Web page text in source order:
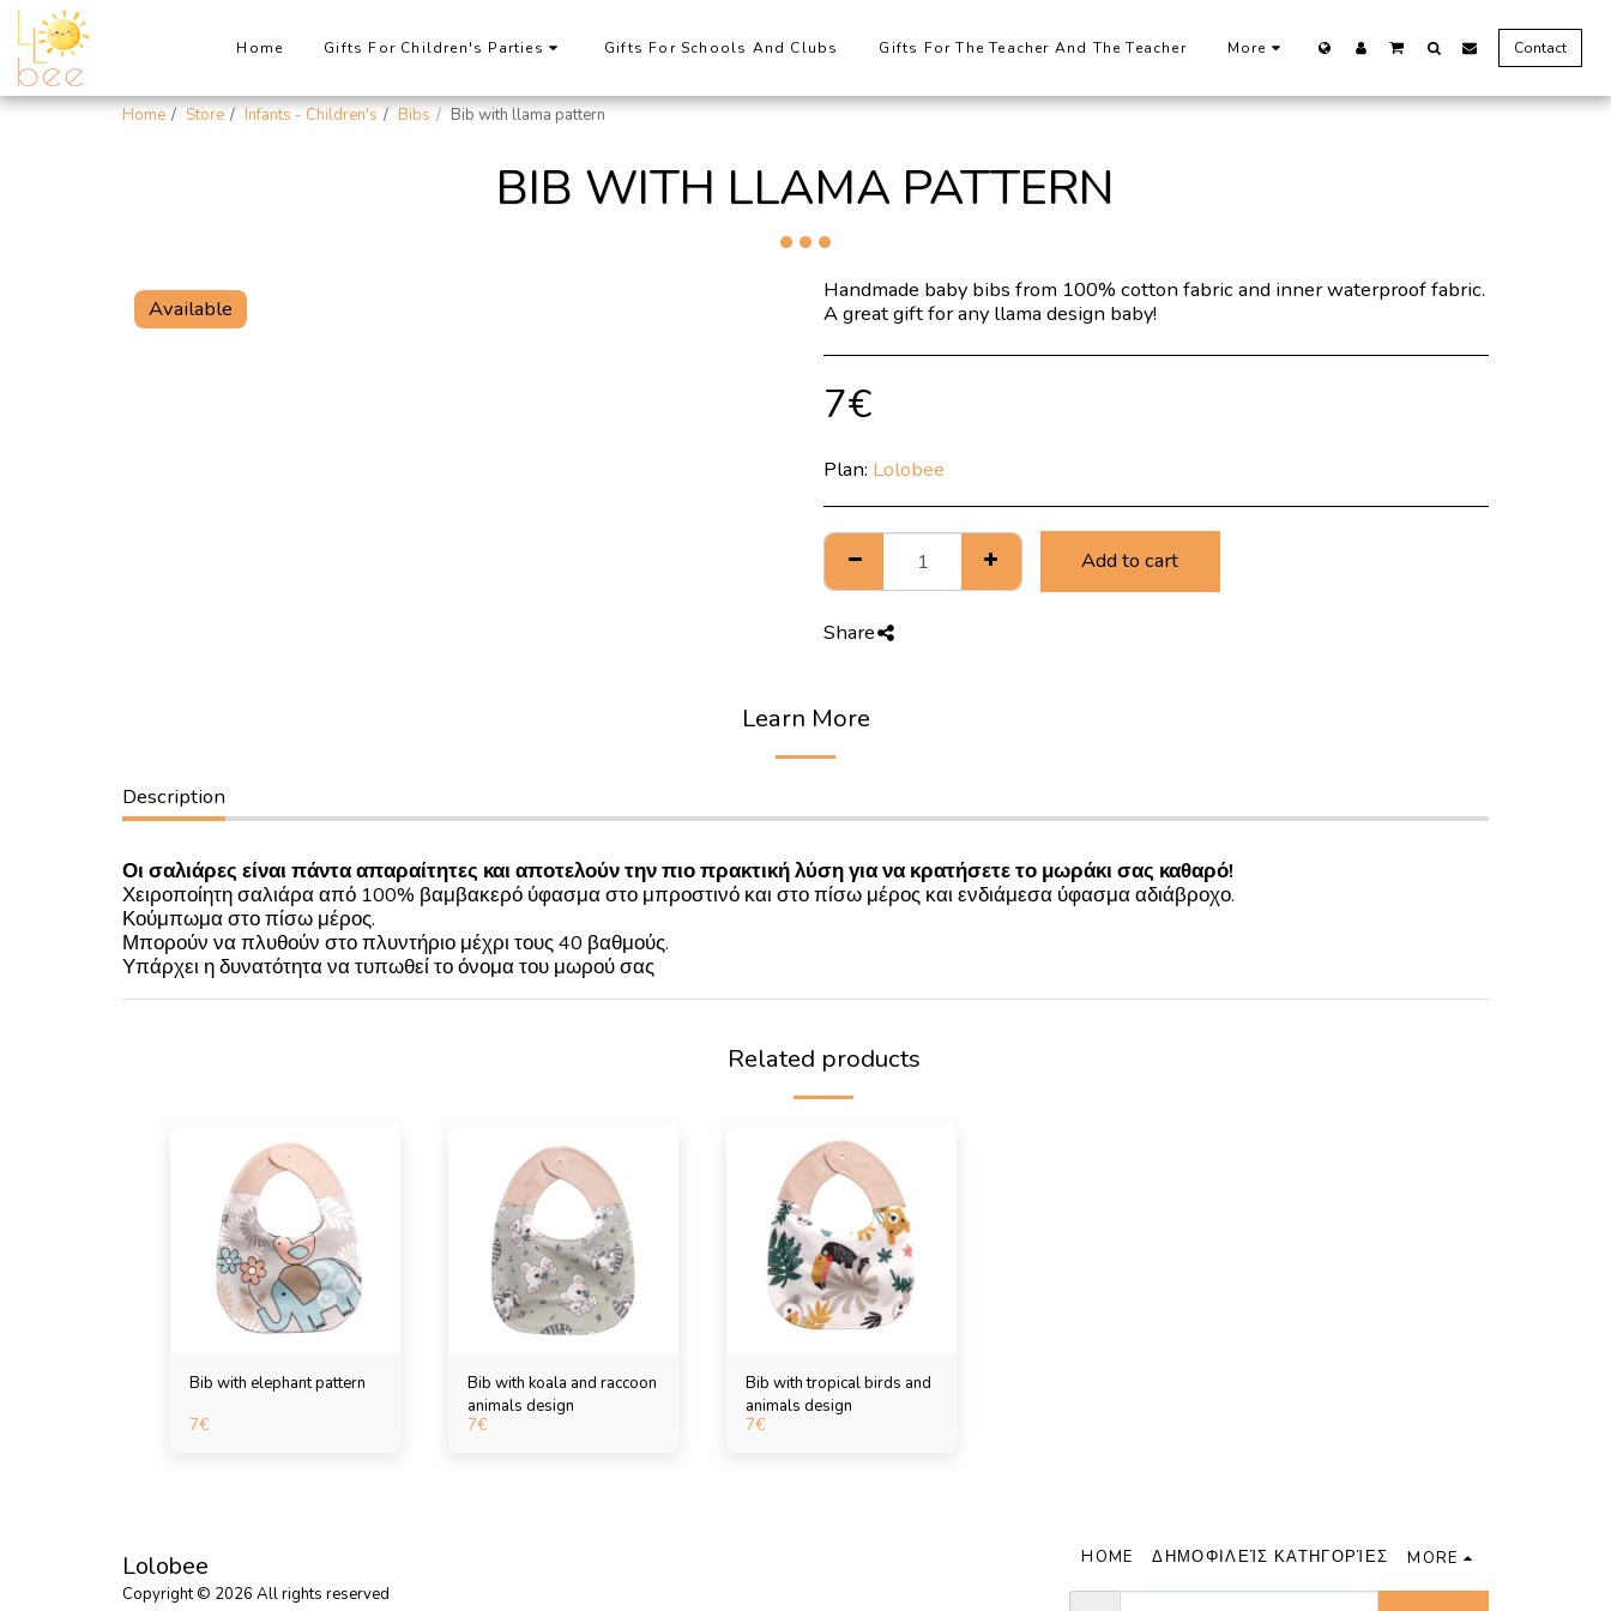
Home Gifts For Children's Parties Gifts For Schools And Clubs Gifts For The Teacher And The Teacher More Contact
Home Store Infants - Children's Bibs Bib with llama pattern
BIB WITH LLAMA PATTERN
Available
Handmade baby bibs from 100% cotton fabric and inner waterproof fabric.
A great gift for any llama design baby!
7€
Plan: Lolobee
Add to cart
Share
Learn More
Description
Οι σαλιάρες είναι πάντα απαραίτητες και αποτελούν την πιο πρακτική λύση για να κρατήσετε το μωράκι σας καθαρό!
Χειροποίητη σαλιάρα από 100% βαμβακερό ύφασμα στο μπροστινό και στο πίσω μέρος και ενδιάμεσα ύφασμα αδιάβροχο.
Κούμπωμα στο πίσω μέρος.
Μπορούν να πλυθούν στο πλυντήριο μέχρι τους 40 βαθμούς.
Υπάρχει η δυνατότητα να τυπωθεί το όνομα του μωρού σας
Related products
Bib with elephant pattern
7€
Bib with koala and raccoon
animals design
7€
Bib with tropical birds and
animals design
7€
Lolobee
Copyright © 2026 All rights reserved
HOME ΔΗΜΟΦΙΛΕΊΣ ΚΑΤΗΓΟΡΊΕΣ MORE